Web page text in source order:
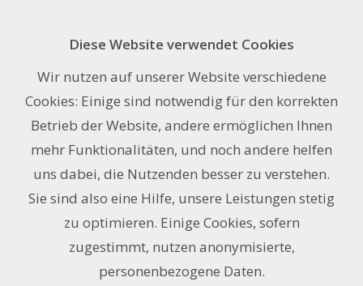
Anfrage
Name oder Firma *
E-Mail-Adresse *
Diese Website verwendet Cookies
Wir nutzen auf unserer Website verschiedene
Cookies: Einige sind notwendig für den korrekten
Betrieb der Website, andere ermöglichen Ihnen
mehr Funktionalitäten, und noch andere helfen
uns dabei, die Nutzenden besser zu verstehen.
Sie sind also eine Hilfe, unsere Leistungen stetig
zu optimieren. Einige Cookies, sofern
zugestimmt, nutzen anonymisierte,
personenbezogene Daten.